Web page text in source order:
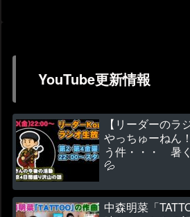
YouTube更新情報
【リーダーの
やっちゅーねん
う件・・・ 暑
💦
中森明菜「